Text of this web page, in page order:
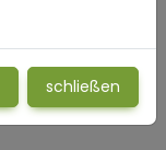
schließen